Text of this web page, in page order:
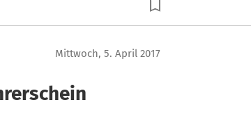
Mittwoch, 5. April 2017